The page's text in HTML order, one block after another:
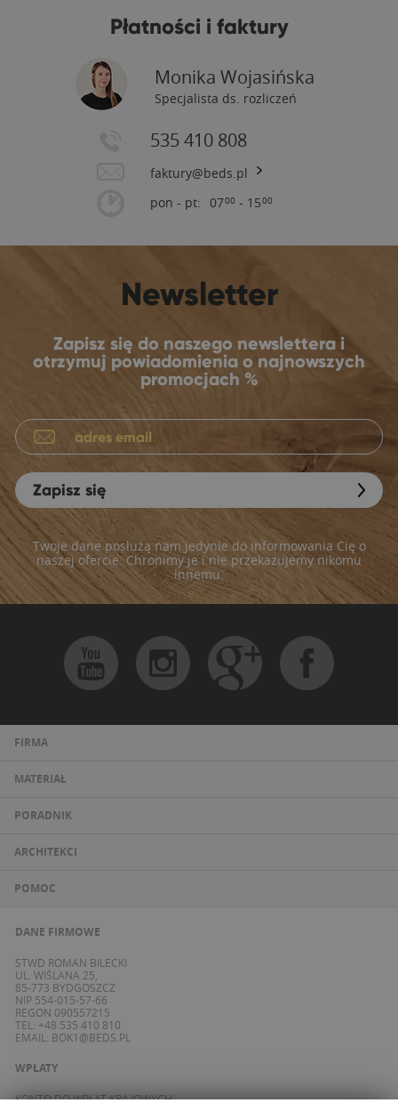
Płatności i faktury
Monika Wojasińska
Specjalista ds. rozliczeń
535 410 808
faktury@beds.pl
pon - pt: 0700 - 1500
Newsletter
Zapisz się do naszego newslettera i
otrzymuj powiadomienia o najnowszych
promocjach %
Zapisz się
Twoje dane posłużą nam jedynie do informowania Cię o
naszej ofercie. Chronimy je i nie przekazujemy nikomu
innemu.
FIRMA
MATERIAŁ
PORADNIK
ARCHITEKCI
POMOC
DANE FIRMOWE
STWD ROMAN BILECKI
UL. WIŚLANA 25,
85-773 BYDGOSZCZ
NIP 554-015-57-66
REGON 090557215
TEL: +48 535 410 810
EMAIL: BOK1@BEDS.PL
WPŁATY
KONTO DO WPŁAT KRAJOWYCH: